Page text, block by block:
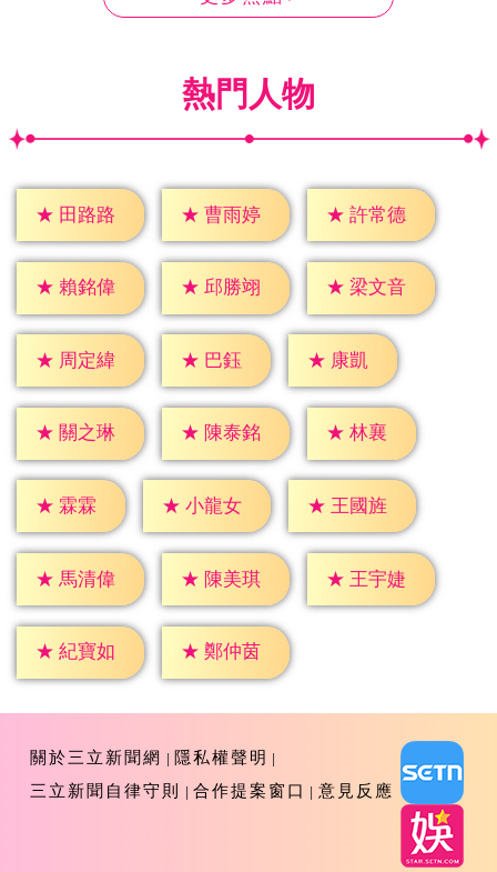
熱門人物
★ 田路路 ★ 曹雨婷 ★ 許常德
★ 賴銘偉 ★ 邱勝翊 ★ 梁文音
★ 周定緯 ★ 巴鈺 ★ 康凱
★ 關之琳 ★ 陳泰銘 ★ 林襄
★ 霖霖 ★ 小龍女 ★ 王國旌
★ 馬清偉 ★ 陳美琪 ★ 王宇婕
★ 紀寶如 ★ 鄭仲茵
關於三立新聞網
隱私權聲明
三立新聞自律守則
合作提案窗口 意見反應